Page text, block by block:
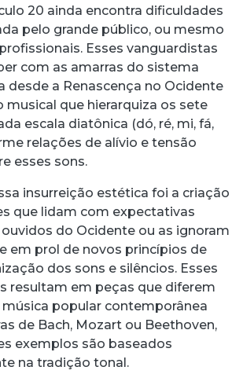
20 ainda encontra dificuldades
pelo grande público, ou mesmo
Esses vanguardistas
com as amarras do sistema
desde a Renascença no Ocidente
que hierarquiza os sete
escala diatônica (dó, ré, mi, fá,
relações de alívio e tensão
esses sons.
insurreição estética foi a criação
que lidam com expectativas
do Ocidente ou as ignoram
em prol de novos princípios de
dos sons e silêncios. Esses
resultam em peças que diferem
popular contemporânea
de Bach, Mozart ou Beethoven,
exemplos são baseados
na tradição tonal.